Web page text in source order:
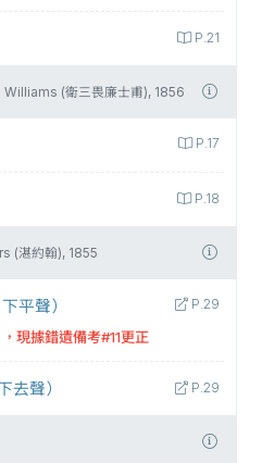
P.21
(衛三畏廉士甫), 1856
P.17
P.18
(湛約翰), 1855
P.29
平聲）
現據錯遺備考#11更正
P.29
去聲）